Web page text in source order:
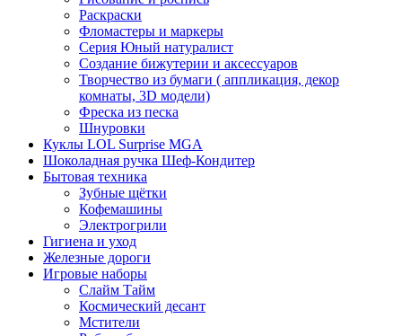
Раскраски
Фломастеры и маркеры
Серия Юный натуралист
Создание бижутерии и аксессуаров
Творчество из бумаги ( аппликация, декор
комнаты, 3D модели)
Фреска из песка
Шнуровки
Куклы LOL Surprise MGA
Шоколадная ручка Шеф-Кондитер
Бытовая техника
Зубные щётки
Кофемашины
Электрогрили
Гигиена и уход
Железные дороги
Игровые наборы
Слайм Тайм
Космический десант
Мстители